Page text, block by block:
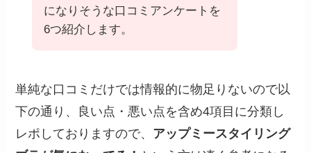
になりそうな口コミアンケートを
6つ紹介します。
単純な口コミだけでは情報的に物足りないので以
下の通り、良い点・悪い点を含め4項目に分類し
レポしておりますので、 アップミースタイリング